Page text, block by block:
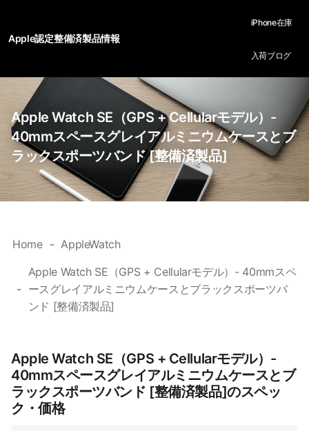
Apple認定整備済製品情報
iPhone在庫
入荷ブログ
Apple Watch SE（GPS + Cellularモデル）-
40mmスペースグレイアルミニウムケースとブ
ラックスポーツバンド [整備済製品]
Home AppleWatch
Apple Watch SE（GPS + Cellularモデル）- 40mmスペ
ースグレイアルミニウムケースとブラックスポーツバ
ンド [整備済製品]
Apple Watch SE（GPS + Cellularモデル）-
40mmスペースグレイアルミニウムケースとブ
ラックスポーツバンド [整備済製品]のスペッ
ク・価格